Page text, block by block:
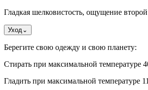
Гладкая шелковистость, ощущение
Уход ⌄
Берегите свою одежду и свою планету:
Стирать при максимальной температуре
Гладить при максимальной температуре